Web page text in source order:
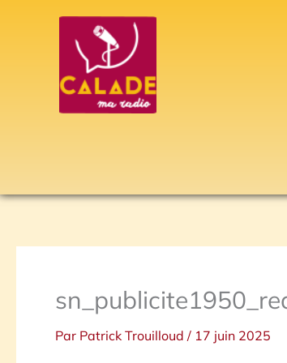
Par Patrick Trouilloud / 17 juin 2025